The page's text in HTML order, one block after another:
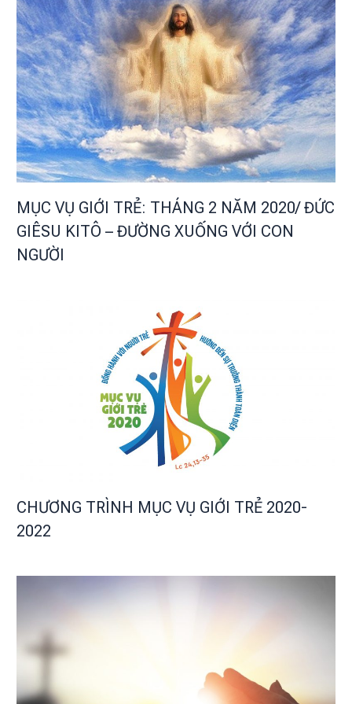
MỤC VỤ GIỚI TRẺ: THÁNG 2 NĂM 2020/ ĐỨC
GIÊSU KITÔ – ĐƯỜNG XUỐNG VỚI CON
NGƯỜI
CHƯƠNG TRÌNH MỤC VỤ GIỚI TRẺ 2020-
2022